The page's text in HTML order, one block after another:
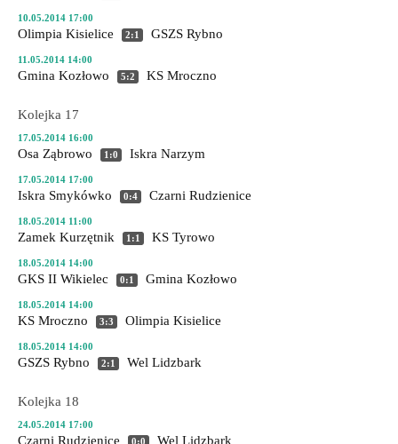
10.05.2014 17:00
Olimpia Kisielice 2:1 GSZS Rybno
11.05.2014 14:00
Gmina Kozłowo 5:2 KS Mroczno
Kolejka 17
17.05.2014 16:00
Osa Ząbrowo 1:0 Iskra Narzym
17.05.2014 17:00
Iskra Smykówko 0:4 Czarni Rudzienice
18.05.2014 11:00
Zamek Kurzętnik 1:1 KS Tyrowo
18.05.2014 14:00
GKS II Wikielec 0:1 Gmina Kozłowo
18.05.2014 14:00
KS Mroczno 3:3 Olimpia Kisielice
18.05.2014 14:00
GSZS Rybno 2:1 Wel Lidzbark
Kolejka 18
24.05.2014 17:00
Czarni Rudzienice 0:0 Wel Lidzbark